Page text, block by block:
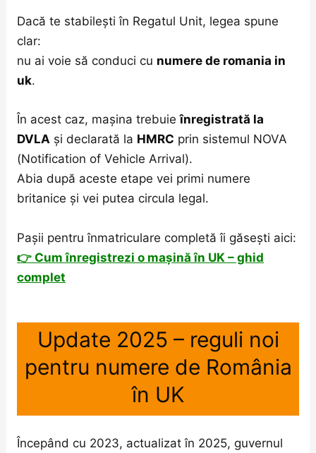
Dacă te stabilești în Regatul Unit, legea spune
clar:
nu ai voie să conduci cu numere de romania in
uk.
În acest caz, mașina trebuieînregistrată la
DVLA și declarată la HMRC prin sistemul NOVA
(Notification of Vehicle Arrival).
Abia după aceste etape vei primi numere
britanice și vei putea circula legal.
Pașii pentru înmatriculare completă îi găsești aici:
👉 Cum înregistrezi o mașină în UK – ghid
complet
Update 2025 – reguli noi
pentru numere de România
în UK
Începând cu 2023, actualizat în 2025, guvernul